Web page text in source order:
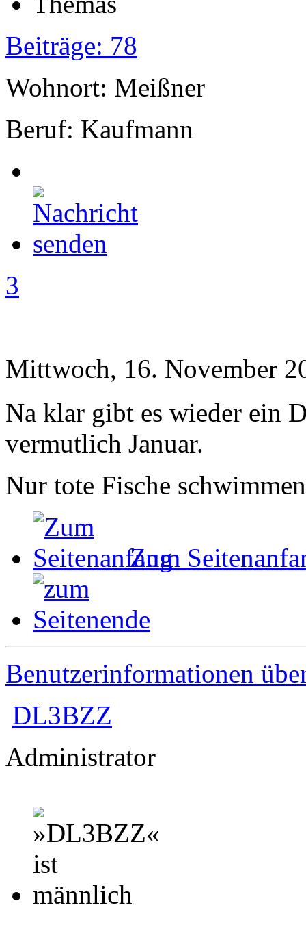
Beiträge: 78
Wohnort: Meißner
Beruf: Kaufmann
3
Mittwoch, 16. November
Na klar gibt es wieder ein
vermutlich Januar.
Nur tote Fische
Zum
Benutzerinformationen
DL3BZZ
Administrator